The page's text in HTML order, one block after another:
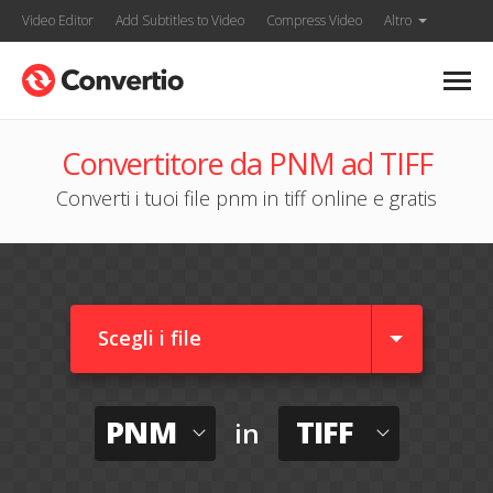
Video Editor Add Subtitles to Video Compress Video Altro
Convertitore da PNM ad TIFF
Converti i tuoi file pnm in tiff online e gratis
Scegli i file
PNM in TIFF